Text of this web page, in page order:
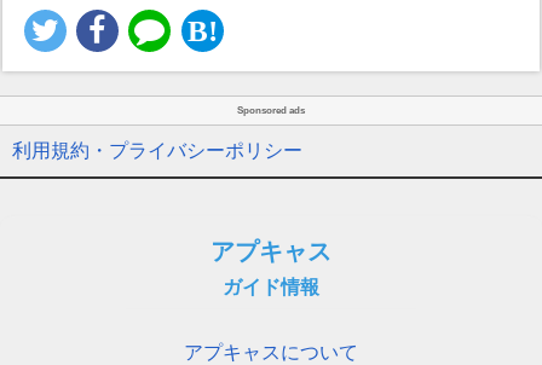
Sponsored ads
利用規約・プライバシーポリシー
アプキャス
ガイド情報
アプキャスについて